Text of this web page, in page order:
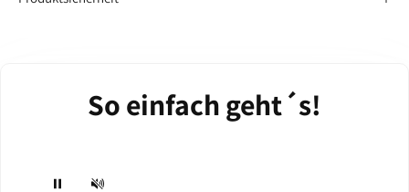
So einfach geht´s!